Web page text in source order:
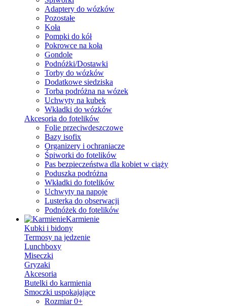
Adaptery do wózków
Pozostałe
Koła
Pompki do kół
Pokrowce na koła
Gondole
Podnóżki/Dostawki
Torby do wózków
Dodatkowe siedziska
Torba podróżna na wózek
Uchwyty na kubek
Wkładki do wózków
Akcesoria do fotelików
Folie przeciwdeszczowe
Bazy isofix
Organizery i ochraniacze
Śpiworki do fotelików
Pas bezpieczeństwa dla kobiet w ciąży
Poduszka podróżna
Wkładki do fotelików
Uchwyty na napoje
Lusterka do obserwacji
Podnóżek do fotelików
Karmienie
Kubki i bidony
Termosy na jedzenie
Lunchboxy
Miseczki
Gryzaki
Akcesoria
Butelki do karmienia
Smoczki uspokajające
Rozmiar 0+